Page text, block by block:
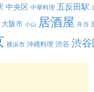
中央区 中華料理 五反田駅
大阪市 小山 居酒屋 弁当
横浜市 沖縄料理 渋谷 渋